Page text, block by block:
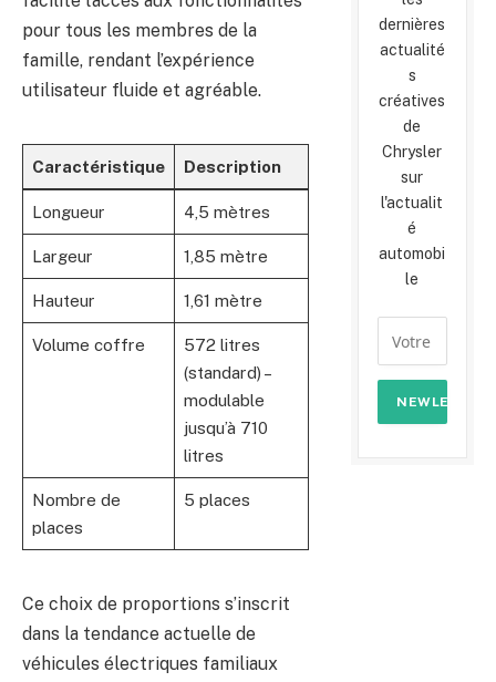
pour tous les membres de la
famille, rendant l’expérience
utilisateur fluide et agréable.
Caractéristique Description
Longueur 4,5 mètres
Largeur 1,85 mètre
Hauteur 1,61 mètre
Volume coffre
572 litres
(standard) –
modulable
jusqu’à 710
litres
Nombre de
places
5 places
Ce choix de proportions s’inscrit
dans la tendance actuelle de
véhicules électriques familiaux
dernières
actualité
s
créatives
de
Chrysler
sur
l'actualit
é
automobi
le